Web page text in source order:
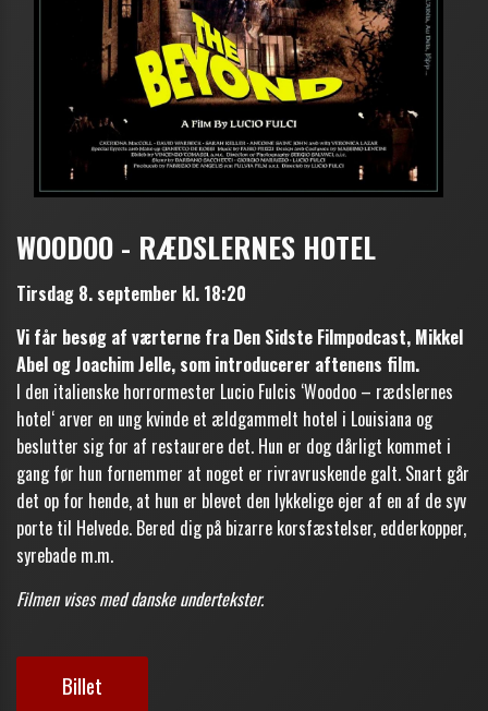
WOODOO - RÆDSLERNES HOTEL
Tirsdag 8. september kl. 18:20
Vi får besøg af værterne fra Den Sidste Filmpodcast, Mikkel
Abel og Joachim Jelle, som introducerer aftenens film.
I den italienske horrormester Lucio Fulcis ‘Woodoo – rædslernes
hotel‘ arver en ung kvinde et ældgammelt hotel i Louisiana og
beslutter sig for af restaurere det. Hun er dog dårligt kommet i
gang før hun fornemmer at noget er rivravruskende galt. Snart går
det op for hende, at hun er blevet den lykkelige ejer af en af de syv
porte til Helvede. Bered dig på bizarre korsfæstelser, edderkopper,
syrebade m.m.
Filmen vises med danske undertekster.
Billet